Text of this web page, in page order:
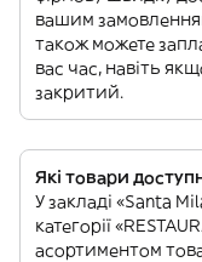
вашим
також можете
вас час, навіть
закритий.
Які товари
У закладі «Santa
категорії
асортиментом